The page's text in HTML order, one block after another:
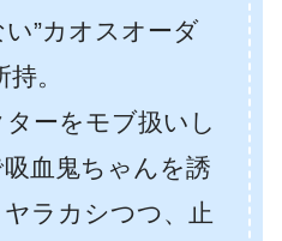
”カオスオーダ
。
ーをモブ扱いし
血鬼ちゃんを誘
ラカシつつ、止